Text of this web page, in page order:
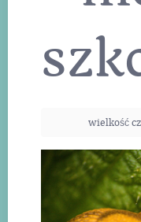
wielkość